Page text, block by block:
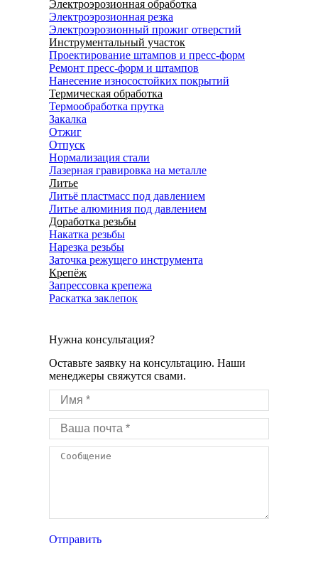
Электроэрозионная обработка
Электроэрозионная резка
Электроэрозионный прожиг отверстий
Инструментальный участок
Проектирование штампов и пресс-форм
Ремонт пресс-форм и штампов
Нанесение износостойких покрытий
Термическая обработка
Термообработка прутка
Закалка
Отжиг
Отпуск
Нормализация стали
Лазерная гравировка на металле
Литье
Литьё пластмасс под давлением
Литье алюминия под давлением
Доработка резьбы
Накатка резьбы
Нарезка резьбы
Заточка режущего инструмента
Крепёж
Запрессовка крепежа
Раскатка заклепок
Нужна консультация?
Оставьте заявку на консультацию. Наши
менеджеры свяжутся свами.
Имя *
Ваша почта *
Сообщение
Отправить